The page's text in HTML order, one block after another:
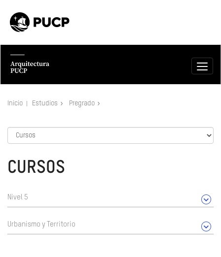
Inicio Estudios Pregrado
CURSOS
Nivel 5
Urbanismo y Territorio